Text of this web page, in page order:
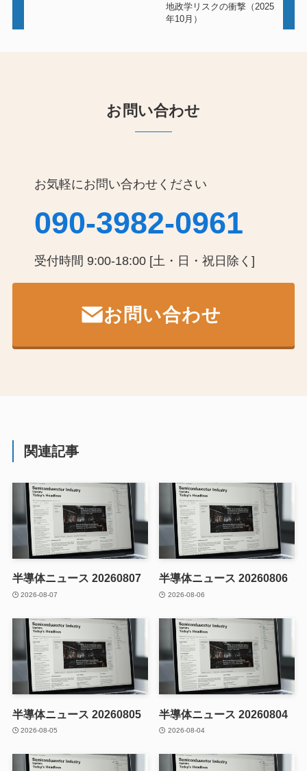
地政学リスクの衝撃（2025
年10月）
お問い合わせ
お気軽にお問い合わせください
090-3982-0961
受付時間 9:00-18:00 [土・日・祝日除く]
お問い合わせ
関連記事
半導体ニュース 20260807
2026-08-07
半導体ニュース 20260806
2026-08-06
半導体ニュース 20260805
2026-08-05
半導体ニュース 20260804
2026-08-04